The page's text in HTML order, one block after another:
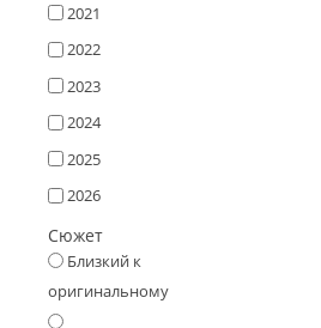
2021
2022
2023
2024
2025
2026
Сюжет
Близкий к
оригинальному